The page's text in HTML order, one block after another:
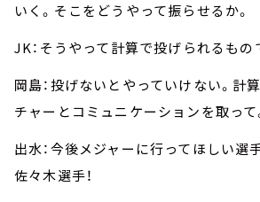
いく。そこをどうやって振らせるか。
JK：そうやって計算で投げられるもの
岡島：投げないとやっていけない。計
チャーとコミュニケーションを取って
出水：今後メジャーに行ってほしい選
佐々木選手！